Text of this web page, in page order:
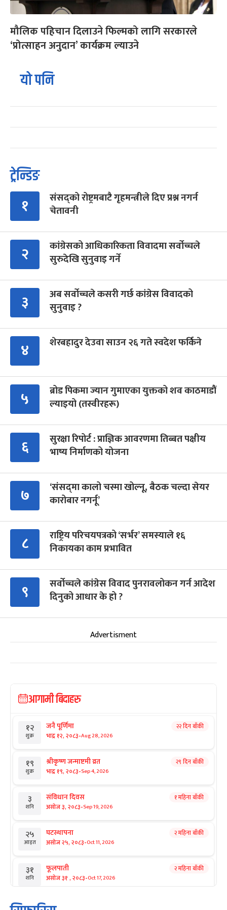
मौलिक पहिचान दिलाउने फिल्मको लागि सरकारले
‘प्रोत्साहन अनुदान’ कार्यक्रम ल्याउने
यो पनि
ट्रेन्डिङ
१
संसद्को रोष्ट्रमबाटै गृहमन्त्रीले दिए प्रश्न नगर्न
चेतावनी
२
कांग्रेसको आधिकारिकता विवादमा सर्वोच्चले
सुरुदेखि सुनुवाइ गर्ने
३
अब सर्वोच्चले कसरी गर्छ कांग्रेस विवादको
सुनुवाइ ?
४ शेरबहादुर देउवा साउन २६ गते स्वदेश फर्किने
५
ब्रोड पिकमा ज्यान गुमाएका युक्तको शव काठमाडौं
ल्याइयो (तस्वीरहरू)
६
सुरक्षा रिपोर्ट : प्राज्ञिक आवरणमा तिब्बत पक्षीय
भाष्य निर्माणको योजना
७
‘संसद्‍मा कालो चस्मा खोल्नू, बैठक चल्दा सेयर
कारोबार नगर्नू’
८
राष्ट्रिय परिचयपत्रको ‘सर्भर’ समस्याले १६
निकायका काम प्रभावित
९
सर्वोच्चले कांग्रेस विवाद पुनरावलोकन गर्न आदेश
दिनुको आधार के हो ?
Advertisment
आगामी बिदाहरु
१२
शुक्र
जनै पूर्णिमा
भाद्र १२, २०८३-Aug 28, 2026
२२ दिन बाँकी
१९
शुक्र
श्रीकृष्ण जन्माष्टमी व्रत
भाद्र १९, २०८३-Sep 4, 2026
२९ दिन बाँकी
३
शनि
संविधान दिवस
असोज ३, २०८३-Sep 19, 2026
१ महिना बाँकी
२५
आइत
घटस्थापना
असोज २५, २०८३-Oct 11, 2026
२ महिना बाँकी
३१
शनि
फूलपाती
असोज ३१ , २०८३-Oct 17, 2026
२ महिना बाँकी
१ कार्तिक सङ्क्रान्ति